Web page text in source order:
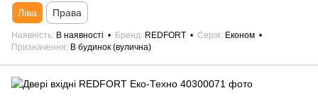
Ліва Права
Наявність В наявності Бренд REDFORT Серія
Економ
Призначення
В будинок (вулична)